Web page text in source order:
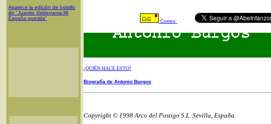
Aparece la edición de bolsillo
de "Juanito Valderrama:Mi
España querida"
Correo
¿QUIÉN HACE ESTO?
Biografía de Antonio Burgos
Copyright © 1998 Arco del Postigo S.L. Sevilla, España.